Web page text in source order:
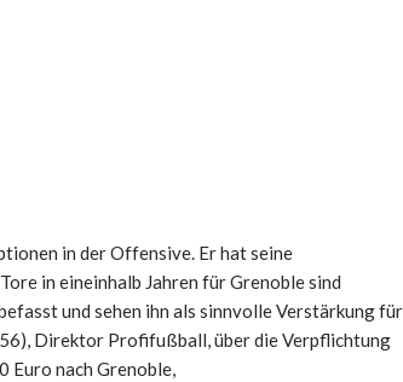
in der Offensive. Er hat seine
in eineinhalb Jahren für Grenoble sind
und sehen ihn als sinnvolle Verstärkung für
Direktor Profifußball, über die Verpflichtung
Euro nach Grenoble,